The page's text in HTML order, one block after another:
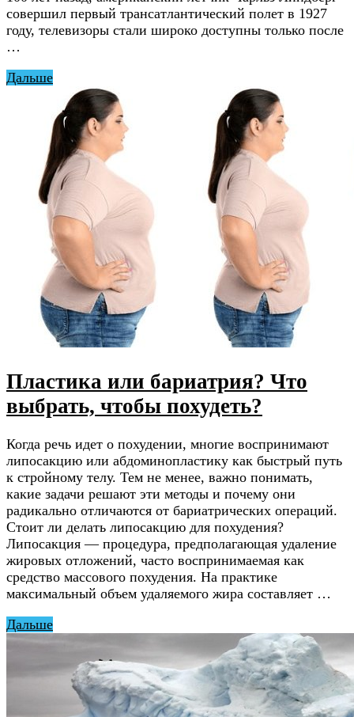
совершил первый трансатлантический полет в 1927
году, телевизоры стали широко доступны только после
…
Дальше
Пластика или бариатрия? Что
выбрать, чтобы похудеть?
Когда речь идет о похудении, многие воспринимают
липосакцию или абдоминопластику как быстрый путь
к стройному телу. Тем не менее, важно понимать,
какие задачи решают эти методы и почему они
радикально отличаются от бариатрических операций.
Стоит ли делать липосакцию для похудения?
Липосакция — процедура, предполагающая удаление
жировых отложений, часто воспринимаемая как
средство массового похудения. На практике
максимальный объем удаляемого жира составляет …
Дальше